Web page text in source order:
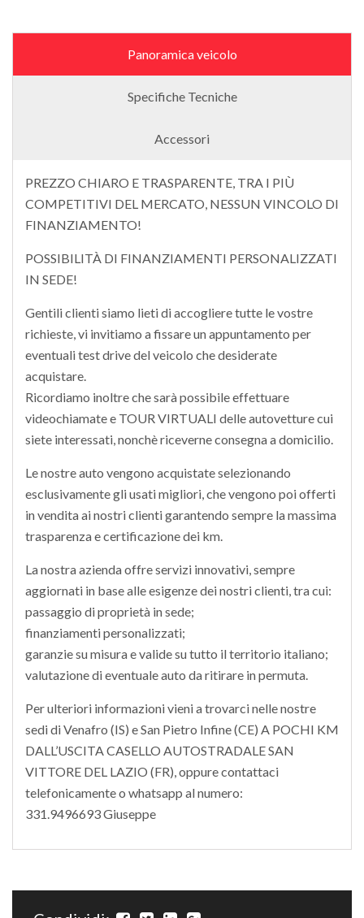
Panoramica veicolo
Specifiche Tecniche
Accessori
PREZZO CHIARO E TRASPARENTE, TRA I PIÙ
COMPETITIVI DEL MERCATO, NESSUN VINCOLO DI
FINANZIAMENTO!
POSSIBILITÀ DI FINANZIAMENTI PERSONALIZZATI
IN SEDE!
Gentili clienti siamo lieti di accogliere tutte le vostre
richieste, vi invitiamo a fissare un appuntamento per
eventuali test drive del veicolo che desiderate
acquistare.
Ricordiamo inoltre che sarà possibile effettuare
videochiamate e TOUR VIRTUALI delle autovetture cui
siete interessati, nonchè riceverne consegna a domicilio.
Le nostre auto vengono acquistate selezionando
esclusivamente gli usati migliori, che vengono poi offerti
in vendita ai nostri clienti garantendo sempre la massima
trasparenza e certificazione dei km.
La nostra azienda offre servizi innovativi, sempre
aggiornati in base alle esigenze dei nostri clienti, tra cui:
passaggio di proprietà in sede;
finanziamenti personalizzati;
garanzie su misura e valide su tutto il territorio italiano;
valutazione di eventuale auto da ritirare in permuta.
Per ulteriori informazioni vieni a trovarci nelle nostre
sedi di Venafro (IS) e San Pietro Infine (CE) A POCHI KM
DALL’USCITA CASELLO AUTOSTRADALE SAN
VITTORE DEL LAZIO (FR), oppure contattaci
telefonicamente o whatsapp al numero:
331.9496693 Giuseppe